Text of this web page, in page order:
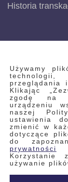
Używamy
przeglądania
Klikając
zgodę na
urządzeniu
naszej
ustawienia
zmienić w
dotyczące
do
prywatności
Korzystanie
używanie
Historia
Regulamin
Polityka
Wyszukiwane
Wyszukiwanie
Zamówienia
Skontaktuj się
Odstąp od